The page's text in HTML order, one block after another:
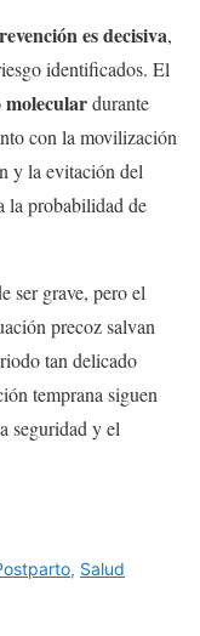
es decisiva,
identificados. El
moleculardurante
con la movilización
y la evitación del
la probabilidad de
ser grave, pero el
precoz salvan
tan delicado
temprana siguen
seguridad y el
, Salud